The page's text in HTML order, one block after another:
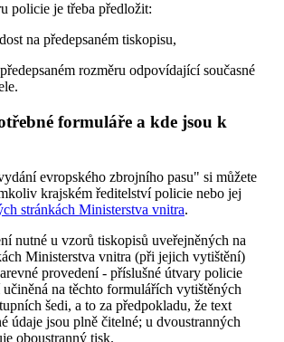
policie je třeba předložit:
na předepsaném tiskopisu,
rozměru odpovídající současné
formuláře a kde jsou k
evropského zbrojního pasu" si můžete
krajském ředitelství policie nebo jej
stránkách Ministerstva vnitra.
nutné u vzorů tiskopisů uveřejněných na
Ministerstva vnitra (při jejich vytištění)
provedení - příslušné útvary policie
na těchto formulářích vytištěných
šedi, a to za předpokladu, že text
údaje jsou plně čitelné; u dvoustranných
oboustranný tisk.